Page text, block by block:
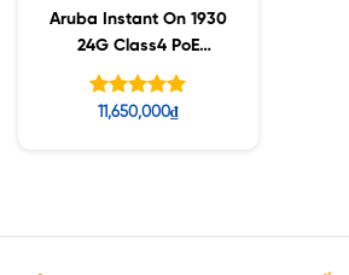
Aruba Instant On 1930
24G Class4 PoE
4SFP/SFP+ 195W
Switch (JL683B)
Được xếp
11,650,000₫